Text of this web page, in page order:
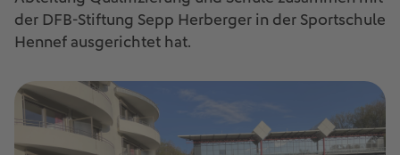
der DFB-Stiftung Sepp Herberger in der Sportschule
Hennef ausgerichtet hat.